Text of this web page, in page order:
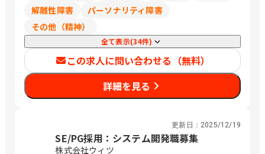
解離性障害
パーソナリティ障害
その他（精神）
全て表示(34件)
この求人に問い合わせる（無料）
詳細を見る
更新日： 2025/12/19
SE/PG採用：システム開発職募集
株式会社ウィツ